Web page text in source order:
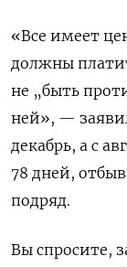
«Все имеет
должны
не „быть
ней», —
декабрь, а с
78 дней,
подряд.
Вы спросите,